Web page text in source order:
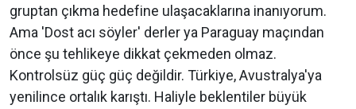
gruptan çıkma hedefine ulaşacaklarına inanıyorum.
Ama 'Dost acı söyler' derler ya Paraguay maçından
önce şu tehlikeye dikkat çekmeden olmaz.
Kontrolsüz güç güç değildir. Türkiye, Avustralya'ya
yenilince ortalık karıştı. Haliyle beklentiler büyük